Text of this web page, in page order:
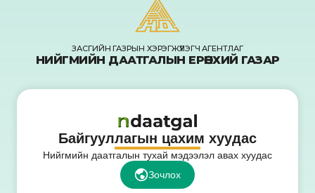
ЗАСГИЙН ГАЗРЫН ХЭРЭГЖҮҮЛЭГЧ АГЕНТЛАГ
НИЙГМИЙН ДААТГАЛЫН ЕРӨНХИЙ ГАЗАР
Байгууллагын цахим хуудас
Нийгмийн даатгалын тухай мэдээлэл авах хуудас
Зочлох